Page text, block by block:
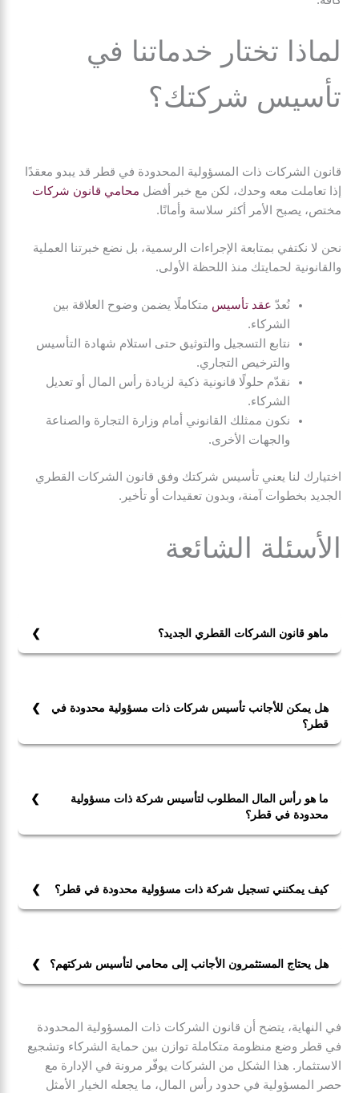
لماذا تختار خدماتنا في
تأسيس شركتك؟
قانون الشركات ذات المسؤولية المحدودة في قطر قد يبدو معقدًا
إذا تعاملت معه وحدك، لكن مع خبر أفضل محامي قانون شركات
مختص، يصبح الأمر أكثر سلاسة وأمانًا.
نحن لا نكتفي بمتابعة الإجراءات الرسمية، بل نضع خبرتنا العملية
والقانونية لحمايتك منذ اللحظة الأولى.
نُعدّ عقد تأسيس متكاملًا يضمن وضوح العلاقة بين
الشركاء.
نتابع التسجيل والتوثيق حتى استلام شهادة التأسيس
والترخيص التجاري.
نقدّم حلولًا قانونية ذكية لزيادة رأس المال أو تعديل
الشركاء.
نكون ممثلك القانوني أمام وزارة التجارة والصناعة
والجهات الأخرى.
اختيارك لنا يعني تأسيس شركتك وفق قانون الشركات القطري
الجديد بخطوات آمنة، وبدون تعقيدات أو تأخير.
الأسئلة الشائعة
ماهو قانون الشركات القطري الجديد؟
يتضمن هذا القانون أحكامًا حول أنواع الشركات المختلفة،
مثل الشركات ذات المسؤولية المحدودة والشركات
هل يمكن للأجانب تأسيس شركات ذات مسؤولية محدودة في
قطر؟
من رأس المال في بعض الحالات، بينما يسمح في بعض
الأنشطة بنسبة استثمار أجنبي تصل إلى 49%.
ما هو رأس المال المطلوب لتأسيس شركة ذات مسؤولية
محدودة في قطر؟
كيف يمكنني تسجيل شركة ذات مسؤولية محدودة في قطر؟
العقد التأسيسي والحصول على الموافقات اللازمة.
هل يحتاج المستثمرون الأجانب إلى محامي لتأسيس شركتهم؟
المتعلقة بالاستثمار الأجنبي في قطر.
في النهاية، يتضح أن قانون الشركات ذات المسؤولية المحدودة
في قطر وضع منظومة متكاملة توازن بين حماية الشركاء وتشجيع
الاستثمار. هذا الشكل من الشركات يوفّر مرونة في الإدارة مع
حصر المسؤولية في حدود رأس المال، ما يجعله الخيار الأمثل